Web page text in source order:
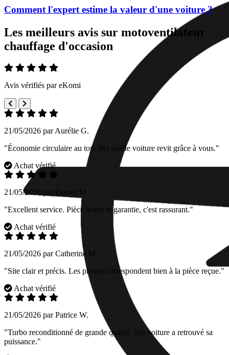
Comment l'expert estime la valeur d'une voiture ?
Les meilleurs avis sur motoventilateur
chauffage d'occasion
Avis vérifiés par eKomi
21/05/2026 par Aurélie G.
"Économie circulaire au top. Ma vieille voiture revit grâce à vous."
Achat vérifié
21/05/2026 par Daniel M.
"Excellent service. Pièce testée et garantie, c'est rassurant."
Achat vérifié
21/05/2026 par Catherine M.
"Site clair et précis. Les photos correspondent bien à la pièce reçue."
Achat vérifié
21/05/2026 par Patrice W.
"Turbo reconditionné de grande qualité. Ma voiture a retrouvé sa
puissance."